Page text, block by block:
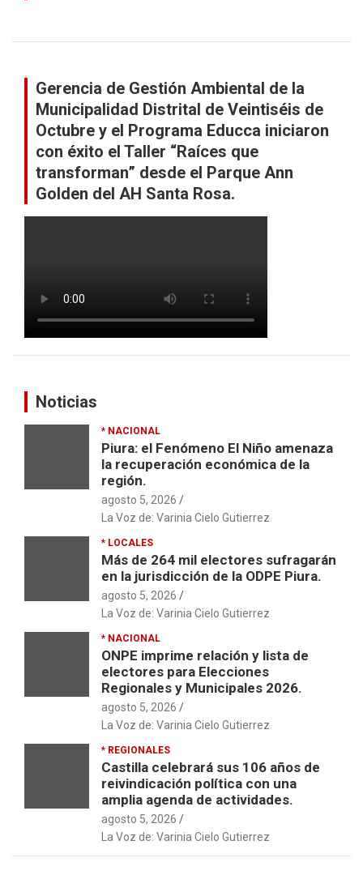
Gerencia de Gestión Ambiental de la
Municipalidad Distrital de Veintiséis de
Octubre y el Programa Educca iniciaron
con éxito el Taller “Raíces que
transforman” desde el Parque Ann
Golden del AH Santa Rosa.
Noticias
* NACIONAL
Piura: el Fenómeno El Niño amenaza
la recuperación económica de la
región.
agosto 5, 2026
La Voz de: Varinia Cielo Gutierrez
* LOCALES
Más de 264 mil electores sufragarán
en la jurisdicción de la ODPE Piura.
agosto 5, 2026
La Voz de: Varinia Cielo Gutierrez
* NACIONAL
ONPE imprime relación y lista de
electores para Elecciones
Regionales y Municipales 2026.
agosto 5, 2026
La Voz de: Varinia Cielo Gutierrez
* REGIONALES
Castilla celebrará sus 106 años de
reivindicación política con una
amplia agenda de actividades.
agosto 5, 2026
La Voz de: Varinia Cielo Gutierrez